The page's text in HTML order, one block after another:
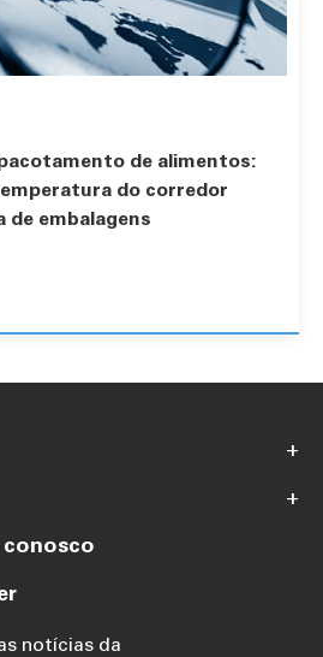
de alimentos:
do corredor
embalagens
+
+
notícias da